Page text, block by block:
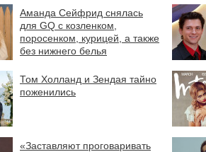
Аманда Сейфрид снялась
для GQ с козленком,
поросенком, курицей, а также
без нижнего белья
Том Холланд и Зендая тайно
поженились
«Заставляют проговаривать